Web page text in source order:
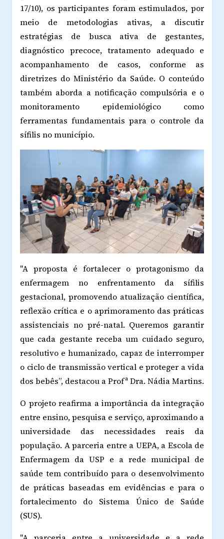
17/10), os participantes foram estimulados, por
meio de metodologias ativas, a discutir
estratégias de busca ativa de gestantes,
diagnóstico precoce, tratamento adequado e
acompanhamento de casos, conforme as
diretrizes do Ministério da Saúde. O conteúdo
também aborda a notificação compulsória e o
monitoramento epidemiológico como
ferramentas fundamentais para o controle da
sífilis no município.
"A proposta é fortalecer o protagonismo da
enfermagem no enfrentamento da sífilis
gestacional, promovendo atualização científica,
reflexão crítica e o aprimoramento das práticas
assistenciais no pré-natal. Queremos garantir
que cada gestante receba um cuidado seguro,
resolutivo e humanizado, capaz de interromper
o ciclo de transmissão vertical e proteger a vida
dos bebês”, destacou a Profª Dra. Nádia Martins.
O projeto reafirma a importância da integração
entre ensino, pesquisa e serviço, aproximando a
universidade das necessidades reais da
população. A parceria entre a UEPA, a Escola de
Enfermagem da USP e a rede municipal de
saúde tem contribuído para o desenvolvimento
de práticas baseadas em evidências e para o
fortalecimento do Sistema Único de Saúde
(SUS).